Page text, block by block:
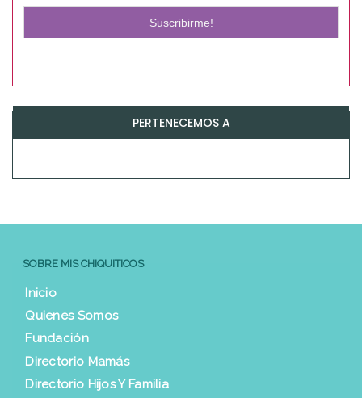
PERTENECEMOS A
SOBRE MIS CHIQUITICOS
Inicio
Quienes Somos
Fundación
Directorio Mamás
Directorio Hijos Y Familia